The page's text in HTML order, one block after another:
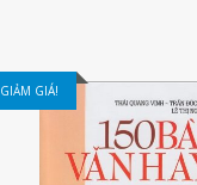
GIẢM GIÁ!